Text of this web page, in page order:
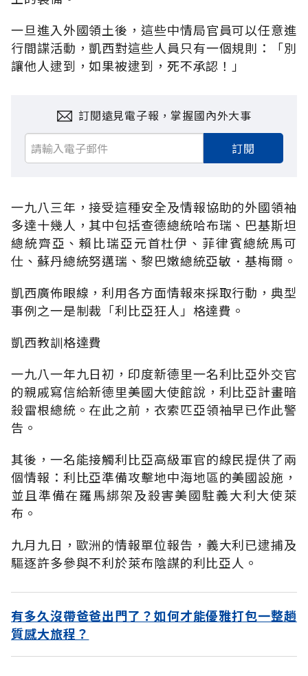
一旦進入外國領土後，這些中情局官員可以任意進
行間諜活動，凱西對這些人員只有一個規則：「別
讓他人逮到，如果被逮到，死不承認！」
訂閱遠見電子報，掌握國內外大事
訂閱
一九八三年，接受這種安全及情報協助的外國領袖
多達十幾人，其中包括查德總統哈布瑞、巴基斯坦
總統齊亞、賴比瑞亞元首杜伊、菲律賓總統馬可
仕、蘇丹總統努邁瑞、黎巴嫩總統亞敏．基梅爾。
凱西廣佈眼線，利用各方面情報來採取行動，典型
事例之一是制裁「利比亞狂人」格達費。
凱西教訓格達費
一九八一年九日初，印度新德里一名利比亞外交官
的親戚寫信給新德里美國大使館說，利比亞計畫暗
殺雷根總統。在此之前，衣索匹亞領袖早已作此警
告。
其後，一名能接觸利比亞高級軍官的線民提供了兩
個情報：利比亞準備攻擊地中海地區的美國設施，
並且準備在羅馬綁架及殺害美國駐義大利大使萊
布。
九月九日，歐洲的情報單位報告，義大利已逮捕及
驅逐許多參與不利於萊布陰謀的利比亞人。
有多久沒帶爸爸出門了？如何才能優雅打包一整趟
質感大旅程？